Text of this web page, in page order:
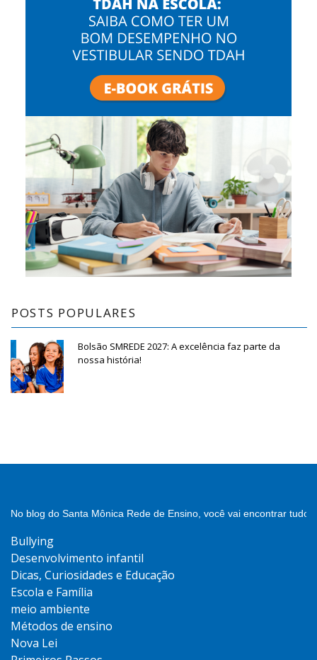
POSTS POPULARES
Bolsão SMREDE 2027: A excelência faz parte da
nossa história!
No blog do Santa Mônica Rede de Ensino, você vai encontrar
Bullying
Desenvolvimento infantil
Dicas, Curiosidades e Educação
Escola e Família
meio ambiente
Métodos de ensino
Nova Lei